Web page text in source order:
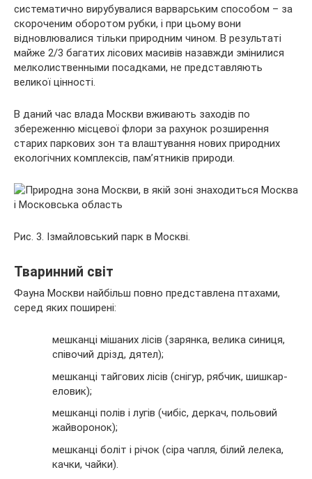
систематично вирубувалися варварським способом – за
скороченим оборотом рубки, і при цьому вони
відновлювалися тільки природним чином. В результаті
майже 2/3 багатих лісових масивів назавжди змінилися
мелколиственными посадками, не представляють
великої цінності.
В даний час влада Москви вживають заходів по
збереженню місцевої флори за рахунок розширення
старих паркових зон та влаштування нових природних
екологічних комплексів, пам’ятників природи.
Рис. 3. Ізмайловський парк в Москві.
Тваринний світ
Фауна Москви найбільш повно представлена птахами,
серед яких поширені:
мешканці мішаних лісів (зарянка, велика синиця,
співочий дрізд, дятел);
мешканці тайгових лісів (снігур, рябчик, шишкар-
еловик);
мешканці полів і лугів (чибіс, деркач, польовий
жайворонок);
мешканці боліт і річок (сіра чапля, білий лелека,
качки, чайки).